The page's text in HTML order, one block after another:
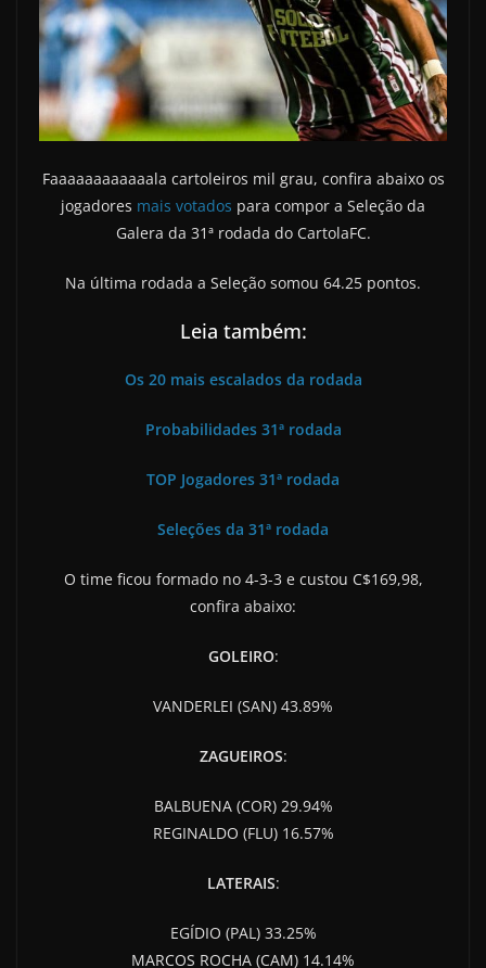
Faaaaaaaaaaaala cartoleiros mil grau, confira abaixo os
jogadores mais votados para compor a Seleção da
Galera da 31ª rodada do CartolaFC.
Na última rodada a Seleção somou 64.25 pontos.
Leia também:
Os 20 mais escalados da rodada
Probabilidades 31ª rodada
TOP Jogadores 31ª rodada
Seleções da 31ª rodada
O time ficou formado no 4-3-3 e custou C$169,98,
confira abaixo:
GOLEIRO:
VANDERLEI (SAN) 43.89%
ZAGUEIROS:
BALBUENA (COR) 29.94%
REGINALDO (FLU) 16.57%
LATERAIS:
EGÍDIO (PAL) 33.25%
MARCOS ROCHA (CAM) 14.14%